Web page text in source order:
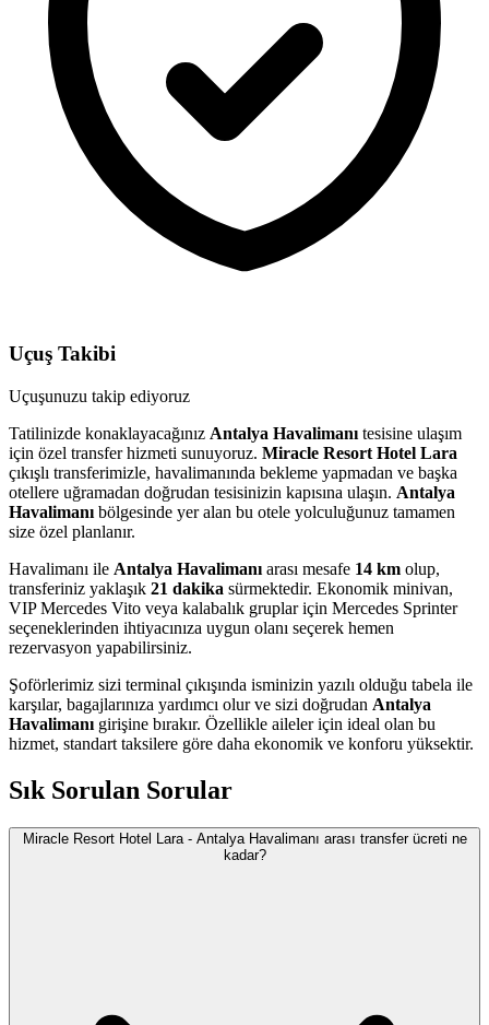
Uçuş Takibi
Uçuşunuzu takip ediyoruz
Tatilinizde konaklayacağınız Antalya Havalimanı tesisine ulaşım
için özel transfer hizmeti sunuyoruz. Miracle Resort Hotel Lara
çıkışlı transferimizle, havalimanında bekleme yapmadan ve başka
otellere uğramadan doğrudan tesisinizin kapısına ulaşın. Antalya
Havalimanı bölgesinde yer alan bu otele yolculuğunuz tamamen
size özel planlanır.
Havalimanı ile Antalya Havalimanı arası mesafe 14 km olup,
transferiniz yaklaşık 21 dakika sürmektedir. Ekonomik minivan,
VIP Mercedes Vito veya kalabalık gruplar için Mercedes Sprinter
seçeneklerinden ihtiyacınıza uygun olanı seçerek hemen
rezervasyon yapabilirsiniz.
Şoförlerimiz sizi terminal çıkışında isminizin yazılı olduğu tabela ile
karşılar, bagajlarınıza yardımcı olur ve sizi doğrudan Antalya
Havalimanı girişine bırakır. Özellikle aileler için ideal olan bu
hizmet, standart taksilere göre daha ekonomik ve konforu yüksektir.
Sık Sorulan Sorular
Miracle Resort Hotel Lara - Antalya Havalimanı arası transfer ücreti ne
kadar?